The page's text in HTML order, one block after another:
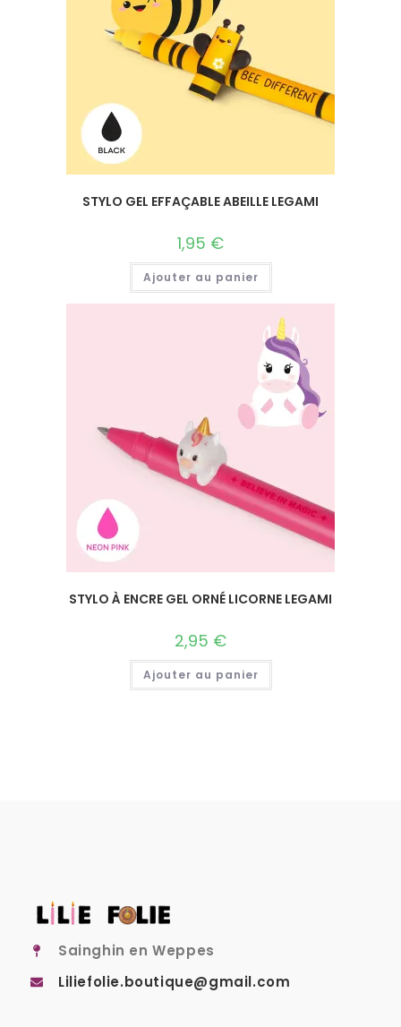
STYLO GEL EFFAÇABLE ABEILLE LEGAMI
1,95 €
Ajouter au panier
STYLO À ENCRE GEL ORNÉ LICORNE LEGAMI
2,95 €
Ajouter au panier
Sainghin en Weppes
Liliefolie.boutique@gmail.com